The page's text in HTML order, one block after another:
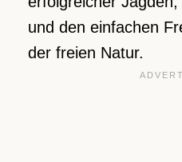
und den einfachen
der freien Natur.